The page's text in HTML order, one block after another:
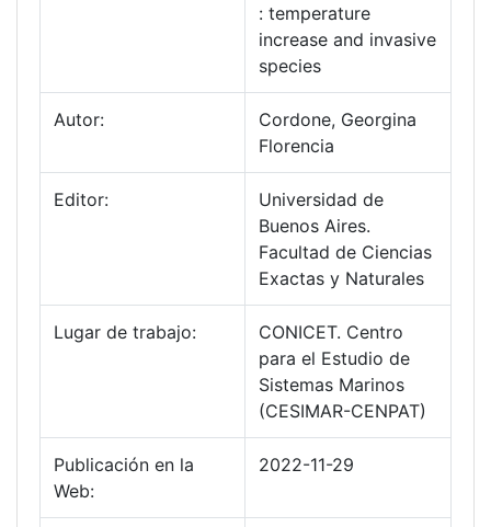
: temperature
increase and invasive
species
Autor:
Cordone, Georgina
Florencia
Editor:
Universidad de
Buenos Aires.
Facultad de Ciencias
Exactas y Naturales
Lugar de trabajo:
CONICET. Centro
para el Estudio de
Sistemas Marinos
(CESIMAR-CENPAT)
Publicación en la
Web:
2022-11-29